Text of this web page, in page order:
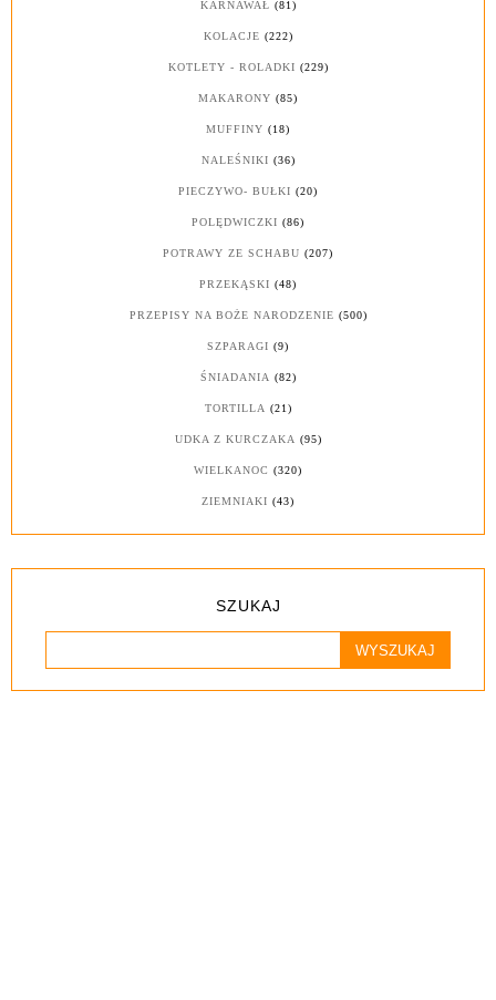
KARNAWAŁ (81)
KOLACJE (222)
KOTLETY - ROLADKI (229)
MAKARONY (85)
MUFFINY (18)
NALEŚNIKI (36)
PIECZYWO- BUŁKI (20)
POLĘDWICZKI (86)
POTRAWY ZE SCHABU (207)
PRZEKĄSKI (48)
PRZEPISY NA BOŻE NARODZENIE (500)
SZPARAGI (9)
ŚNIADANIA (82)
TORTILLA (21)
UDKA Z KURCZAKA (95)
WIELKANOC (320)
ZIEMNIAKI (43)
SZUKAJ